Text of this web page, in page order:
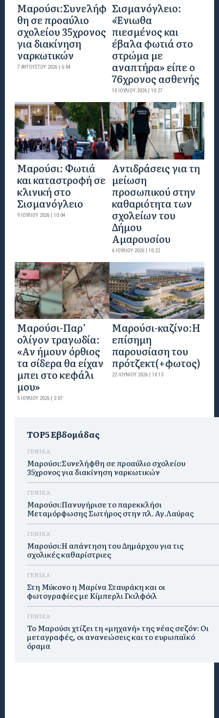
Μαρούσι:Συνελήφ
θη σε προαύλιο
σχολείου 35χρονος
για διακίνηση
ναρκωτικών
7 ΑΥΓΟΎΣΤΟΥ 2026 | 6:04
Σισμανόγλειο:
«Ένιωθα
πιεσμένος και
έβαλα φωτιά στο
στρώμα με
αναπτήρα» είπε ο
76χρονος ασθενής
10 ΙΟΥΛΊΟΥ 2026 | 10:27
Μαρούσι: Φωτιά
και καταστροφή σε
κλινική στο
Σισμανόγλειο
9 ΙΟΥΛΊΟΥ 2026 | 10:04
Αντιδράσεις για τη
μείωση
προσωπικού στην
καθαριότητα των
σχολείων του
Δήμου
Αμαρουσίου
6 ΙΟΥΛΊΟΥ 2026 | 10:22
Μαρούσι-Παρ’
ολίγον τραγωδία:
«Αν ήμουν όρθιος
τα σίδερα θα είχαν
μπει στο κεφάλι
μου»
5 ΙΟΥΛΊΟΥ 2026 | 2:07
Mαρούσι-καζίνο:H
επίσημη
παρουσίαση του
πρότζεκτ(+φωτος)
22 ΙΟΥΝΊΟΥ 2026 | 10:13
TOP5 Εβδομάδας
ΓΕΝΙΚΑ
Μαρούσι:Συνελήφθη σε προαύλιο σχολείου
35χρονος για διακίνηση ναρκωτικών
ΓΕΝΙΚΑ
Μαρούσι:Πανυγήρισε το παρεκκλήσι
Μεταμόρφωσης Σωτήρος στην πλ. Αγ.Λαύρας
ΓΕΝΙΚΑ
Μαρούσι:Η απάντηση του Δημάρχου για τις
σχολικές καθαρίστριες
ΓΕΝΙΚΑ
Στη Μύκονο η Μαρίνα Σταυράκη και οι
φωτογραφίες με Κίμπερλι Γκιλφόιλ
ΓΕΝΙΚΑ
Το Μαρούσι χτίζει τη «μηχανή» της νέας σεζόν: Οι
μεταγραφές, οι ανανεώσεις και το ευρωπαϊκό
όραμα